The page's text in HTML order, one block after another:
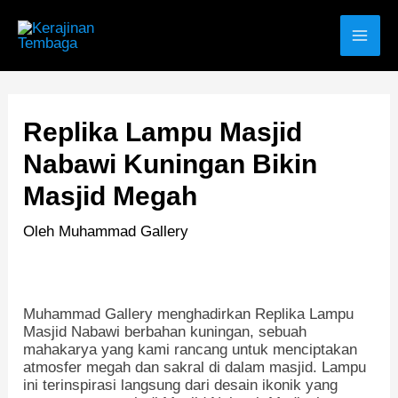
konten
Replika Lampu Masjid
Nabawi Kuningan Bikin
Masjid Megah
Oleh Muhammad Gallery
Muhammad Gallery menghadirkan Replika Lampu
Masjid Nabawi berbahan kuningan, sebuah
mahakarya yang kami rancang untuk menciptakan
atmosfer megah dan sakral di dalam masjid. Lampu
ini terinspirasi langsung dari desain ikonik yang
a
r
u
n
u